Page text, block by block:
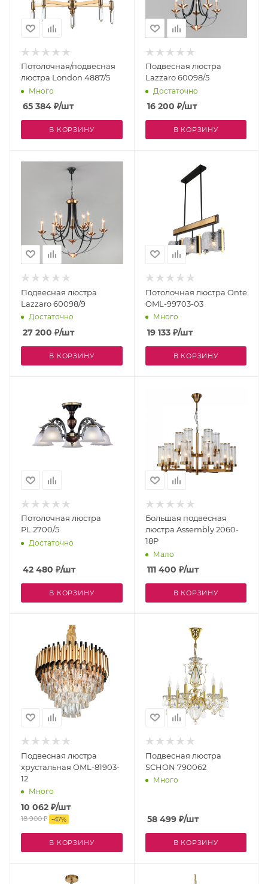
Потолочная/подвесная
люстра London 4887/5
Много
65 384 ₽/шт
В КОРЗИНУ
Подвесная люстра
Lazzaro 60098/5
Достаточно
16 200 ₽/шт
В КОРЗИНУ
Подвесная люстра
Lazzaro 60098/9
Достаточно
27 200 ₽/шт
В КОРЗИНУ
Потолочная люстра Onte
OML-99703-03
Много
19 133₽/шт
В КОРЗИНУ
Потолочная люстра
PL.2700/5
Достаточно
42 480 ₽/шт
В КОРЗИНУ
Большая подвесная
люстра Assembly 2060-
18P
Мало
111 400 ₽/шт
В КОРЗИНУ
Подвесная люстра
хрустальная OML-81903-
12
Много
10 062 ₽/шт
18 900₽ -47%
В КОРЗИНУ
Подвесная люстра
SCHON 790062
Много
58 499₽/шт
В КОРЗИНУ